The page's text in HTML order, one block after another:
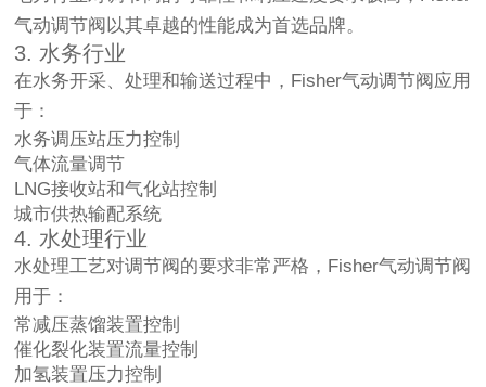
气动调节阀以其卓越的性能成为首选品牌。
3. 水务行业
在水务开采、处理和输送过程中，Fisher气动调节阀应用
于：
水务调压站压力控制
气体流量调节
LNG接收站和气化站控制
城市供热输配系统
4. 水处理行业
水处理工艺对调节阀的要求非常严格，Fisher气动调节阀
用于：
常减压蒸馏装置控制
催化裂化装置流量控制
加氢装置压力控制